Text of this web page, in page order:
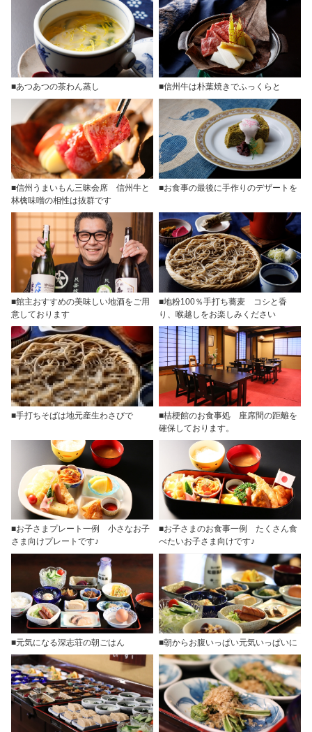
■あつあつの茶わん蒸し ■信州牛は朴葉焼きでふっくらと
■信州うまいもん三昧会席 信州牛と
林檎味噌の相性は抜群です
■お食事の最後に手作りのデザートを
■館主おすすめの美味しい地酒をご用
意しております
■地粉100％手打ち蕎麦 コシと香
り、喉越しをお楽しみください
■手打ちそばは地元産生わさびで
■桔梗館のお食事処 座席間の距離を
確保しております。
■お子さまプレート一例 小さなお子
さま向けプレートです♪
■お子さまのお食事一例 たくさん食
べたいお子さま向けです♪
■元気になる深志荘の朝ごはん ■朝からお腹いっぱい元気いっぱいに